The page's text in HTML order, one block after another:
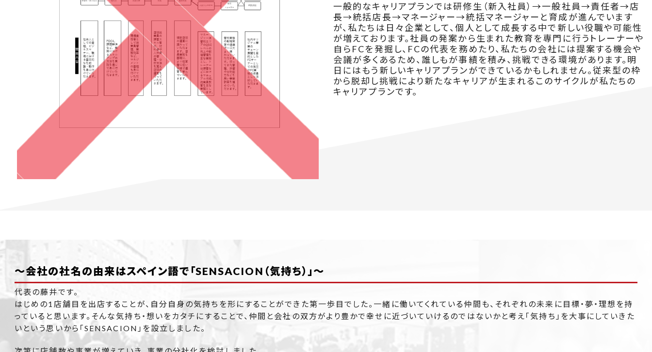
一般的なキャリアプランでは研修生（新入社員）→一般社員→責任者→店
長→統括店長→マネージャー→統括マネージャーと育成が進んでいます
が、私たちは日々企業として、個人として成長する中で新しい役職や可能性
が増えております。社員の発案から生まれた教育を専門に行うトレーナーや
自らFCを発掘し、FCの代表を務めたり、私たちの会社には提案する機会や
会議が多くあるため、誰しもが事績を積み、挑戦できる環境があります。明
日にはもう新しいキャリアプランができているかもしれません。従来型の枠
から脱却し挑戦により新たなキャリアが生まれるこのサイクルが私たちの
キャリアプランです。
～会社の社名の由来はスペイン語で「SENSACION（気持ち）」～
代表の藤井です。
はじめの1店舗目を出店することが、自分自身の気持ちを形にすることができた第一歩目でした。一緒に働いてくれている仲間も、それぞれの未来に目標・夢・理想を持
っていると思います。そんな気持ち・想いをカタチにすることで、仲間と会社の双方がより豊かで幸せに近づいていけるのではないかと考え「気持ち」を大事にしていきた
いという思いから「SENSACION」を設立しました。